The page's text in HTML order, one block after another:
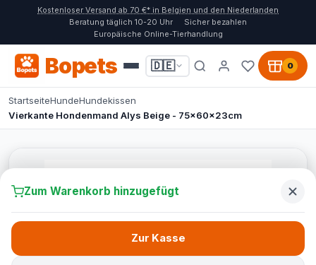
Kostenloser Versand ab 70 €* in Belgien und den Niederlanden
Beratung täglich 10-20 Uhr
Sicher bezahlen
Europäische Online-Tierhandlung
Bopets 🇩🇪 0
StartseiteHundeHundekissen
Vierkante Hondenmand Alys Beige - 75x60x23cm
Zum Warenkorb hinzugefügt
Zur Kasse